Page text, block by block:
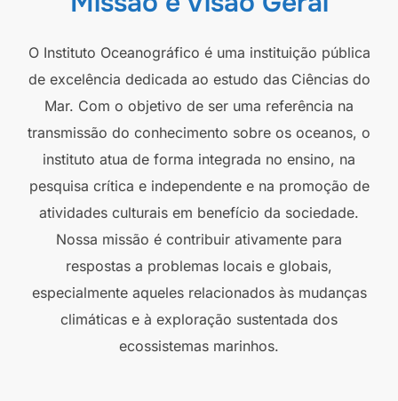
O Instituto Oceanográfico é uma instituição pública
de excelência dedicada ao estudo das Ciências do
Mar. Com o objetivo de ser uma referência na
transmissão do conhecimento sobre os oceanos, o
instituto atua de forma integrada no ensino, na
pesquisa crítica e independente e na promoção de
atividades culturais em benefício da sociedade.
Nossa missão é contribuir ativamente para
respostas a problemas locais e globais,
especialmente aqueles relacionados às mudanças
climáticas e à exploração sustentada dos
ecossistemas marinhos.